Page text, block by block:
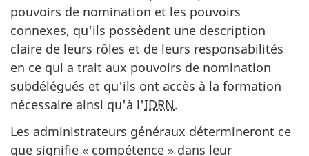
pouvoirs de nomination et les pouvoirs
connexes, qu'ils possèdent une description
claire de leurs rôles et de leurs responsabilités
en ce qui a trait aux pouvoirs de nomination
subdélégués et qu'ils ont accès à la formation
nécessaire ainsi qu'à l'IDRN.
Les administrateurs généraux détermineront ce
que signifie « compétence » dans leur